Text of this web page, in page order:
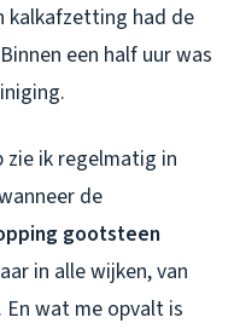
kalkafzetting had de
een half uur was
ik regelmatig in
de
gootsteen
in alle wijken, van
wat me opvalt is